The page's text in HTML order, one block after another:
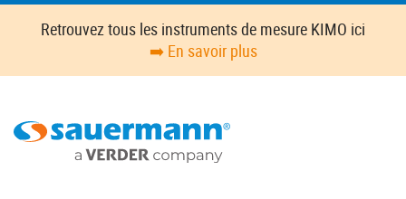
Skip
content
Retrouvez tous les instruments de mesure KIMO ici
➡️ En savoir plus